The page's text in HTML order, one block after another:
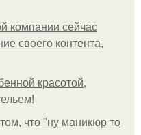
компании сейчас
своего контента,
красотой,
что "ну маникюр то